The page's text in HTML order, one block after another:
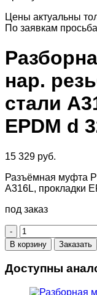
Цены актуальны
По заявкам
нар.
стали
EPDM d
15 329 руб.
Разъёмная муфта
A316L, прокладки
под заказ
Количество
товара
Разборная
PP-
В корзину Заказать
Доступны